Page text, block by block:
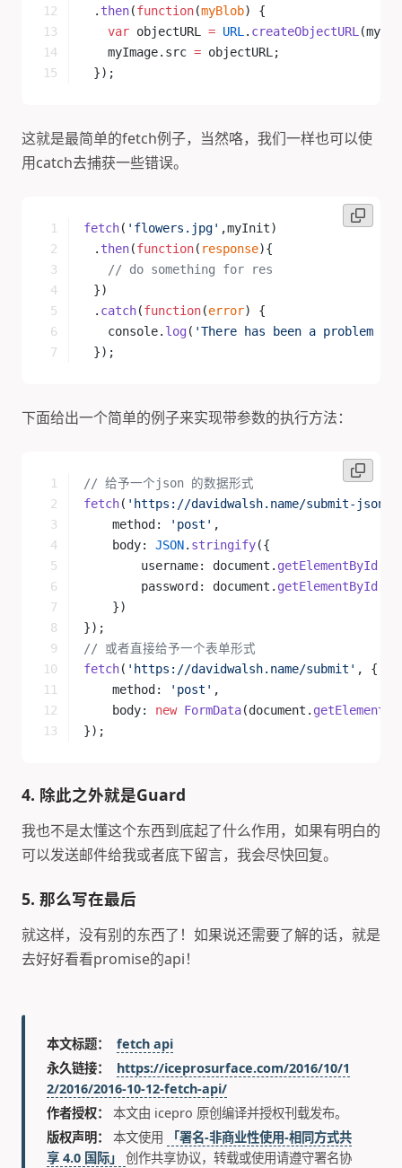
	.
then(function(myBlob) {
	  var
objectURL = URL . createObjectURL
	  myImage.src
= objectURL;
	});
这就是最简单的fetch例子，当然咯，我们一样也可以使
用catch去捕获一些错误。
fetch( 'flowers.jpg' ,myInit)
	.
then(function( response){
	  // do something for res
	})
	.
catch(function(error) {
	  console.
log( 'There has been a problem
	});
下面给出一个简单的例子来实现带参数的执行方法：
// 给予一个json 的数据形式
fetch( 'https://davidwalsh.name/submit-json'
    method:
'post' ,
    body:
JSON. stringify({
        username: document.
getElementById
        password: document.
getElementById
    })
});
// 或者直接给予一个表单形式
fetch( 'https://davidwalsh.name/submit' , {
    method:
'post' ,
    body:
new FormData(document.
});
4. 除此之外就是Guard
我也不是太懂这个东西到底起了什么作用，如果有明白的
可以发送邮件给我或者底下留言，我会尽快回复。
5. 那么写在最后
就这样，没有别的东西了！如果说还需要了解的话，就是
去好好看看promise的api！
本文标题：
fetch api
永久链接：
https://iceprosurface.com/2016/10/1
2/2016/2016-10-12-fetch-api/
作者授权：
本文由 icepro 原创编译并授权刊载发布。
版权声明：
本文使用
「署名-非商业性使用-相同方式共
享 4.0 国际」 创作共享协议，转载或使用请遵守署名协